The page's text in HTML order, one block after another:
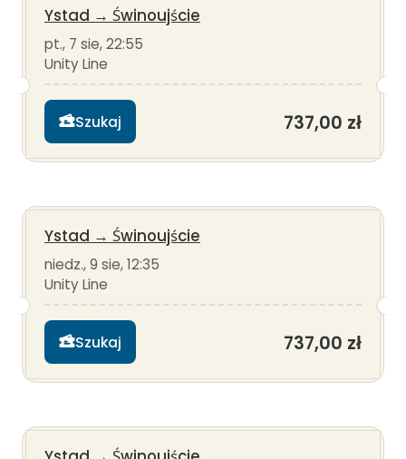
Ystad → Świnoujście
pt., 7 sie, 22:55
Unity Line
Szukaj 737,00 zł
Ystad → Świnoujście
niedz., 9 sie, 12:35
Unity Line
Szukaj 737,00 zł